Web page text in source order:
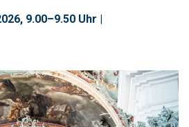
9.00–9.50 Uhr |